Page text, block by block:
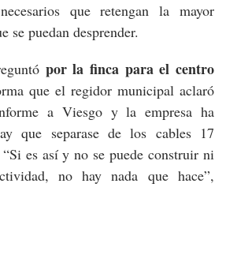
que retengan la mayor
se puedan desprender.
por la finca para el centro
que el regidor municipal aclaró
a Viesgo y la empresa ha
que separase de los cables 17
es así y no se puede construir ni
no hay nada que hace”,